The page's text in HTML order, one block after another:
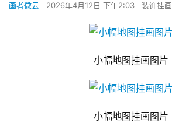
画者微云 2026年4月12日 下午2:03 装饰挂画
小幅地图挂画图片
小幅地图挂画图片